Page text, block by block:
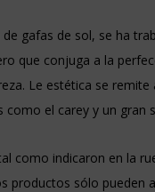
de gafas de sol, se ha
que conjuga a la
Le estética se
como el carey y un gran
como indicaron en la
productos sólo pueden